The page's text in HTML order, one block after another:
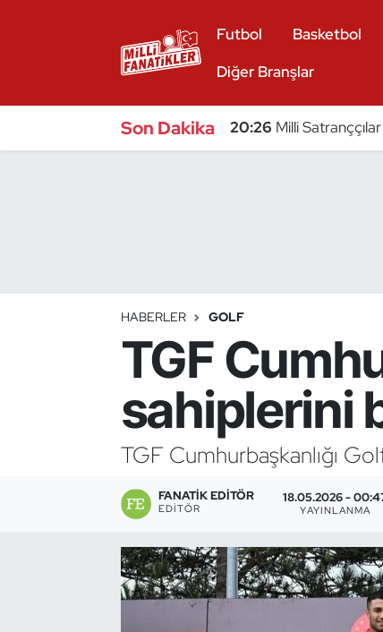
Futbol Basketbol
Diğer Branşlar
Son Dakika 20:26 Milli Satranççılar
HABERLER GOLF
TGF
sahiplerini
TGF Cumhurbaşkanlığı
FANATIK EDITÖR
EDITÖR
18.05.2026 -
YAYINLANMA
Bocce Bowling Dart
Buz Hokeyi